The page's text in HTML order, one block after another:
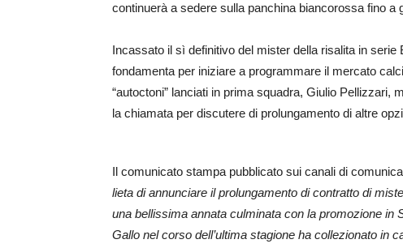
continuerà a sedere sulla panchina biancorossa fino a
Incassato il sì definitivo del mister della risalita in
fondamenta per iniziare a programmare il mercato
“autoctoni” lanciati in prima squadra, Giulio Pellizzari,
la chiamata per discutere di prolungamento di altre
Il comunicato stampa pubblicato sui canali di
lieta di annunciare il prolungamento di contratto di
una bellissima annata culminata con la promozione in
Gallo nel corso dell’ultima stagione ha collezionato in